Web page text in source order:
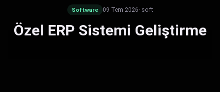
Software 09 Tem 2026· soft
Özel ERP Sistemi Geliştirme